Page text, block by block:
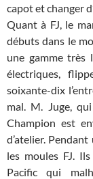
capot et changer
Quant à FJ, le
débuts dans le
une gamme très
électriques,
soixante-dix
mal. M. Juge,
Champion est
d’atelier.
les moules FJ.
Pacific qui